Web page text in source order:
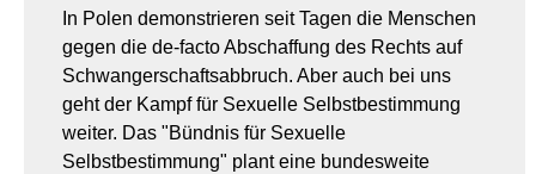
In Polen demonstrieren seit Tagen die Menschen
gegen die de-facto Abschaffung des Rechts auf
Schwangerschaftsabbruch. Aber auch bei uns
geht der Kampf für Sexuelle Selbstbestimmung
weiter. Das "Bündnis für Sexuelle
Selbstbestimmung" plant eine bundesweite